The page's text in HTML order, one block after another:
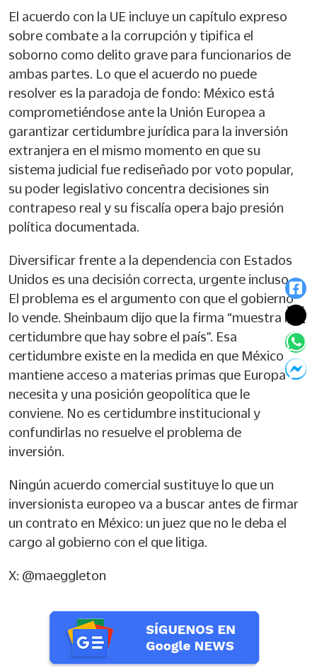
El acuerdo con la UE incluye un capítulo expreso
sobre combate a la corrupción y tipifica el
soborno como delito grave para funcionarios de
ambas partes. Lo que el acuerdo no puede
resolver es la paradoja de fondo: México está
comprometiéndose ante la Unión Europea a
garantizar certidumbre jurídica para la inversión
extranjera en el mismo momento en que su
sistema judicial fue rediseñado por voto popular,
su poder legislativo concentra decisiones sin
contrapeso real y su fiscalía opera bajo presión
política documentada.
Diversificar frente a la dependencia con Estados
Unidos es una decisión correcta, urgente incluso.
El problema es el argumento con que el gobierno
lo vende. Sheinbaum dijo que la firma “muestra la
certidumbre que hay sobre el país”. Esa
certidumbre existe en la medida en que México
mantiene acceso a materias primas que Europa
necesita y una posición geopolítica que le
conviene. No es certidumbre institucional y
confundirlas no resuelve el problema de
inversión.
Ningún acuerdo comercial sustituye lo que un
inversionista europeo va a buscar antes de firmar
un contrato en México: un juez que no le deba el
cargo al gobierno con el que litiga.
X: @maeggleton